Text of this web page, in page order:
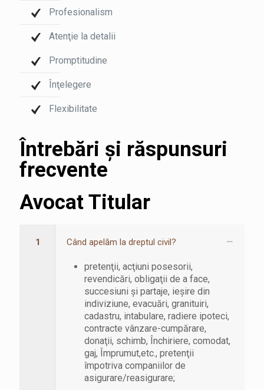
Profesionalism
Atenţie la detalii
Promptitudine
Înţelegere
Flexibilitate
Întrebări şi răspunsuri
frecvente
Avocat Titular
1 Când apelăm la dreptul civil?
pretenţii, acţiuni posesorii,
revendicări, obligaţii de a face,
succesiuni şi partaje, ieşire din
indiviziune, evacuări, granituiri,
cadastru, intabulare, radiere ipoteci,
contracte vânzare-cumpărare,
donaţii, schimb, Închiriere, comodat,
gaj, Împrumut,etc., pretenţii
împotriva companiilor de
asigurare/reasigurare;